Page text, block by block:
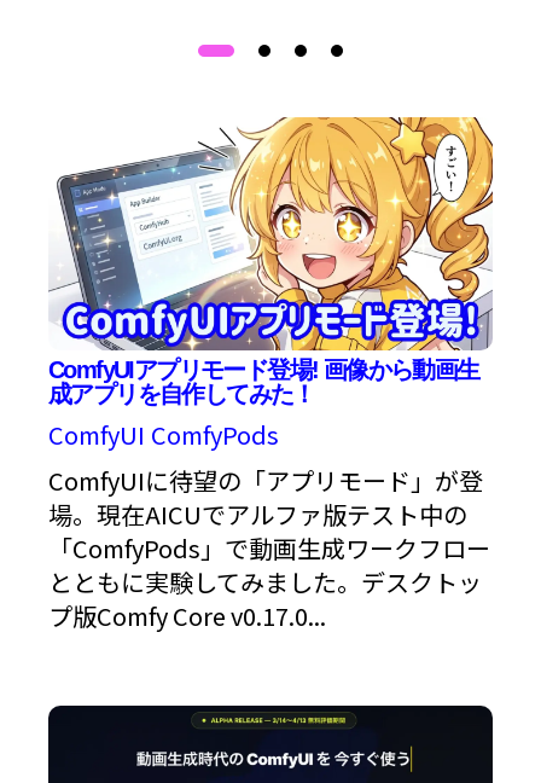
ComfyUIアプリモード登場! 画像から動画生
成アプリを自作してみた！
ComfyUI ComfyPods
ComfyUIに待望の「アプリモード」が登
場。現在AICUでアルファ版テスト中の
「ComfyPods」で動画生成ワークフロー
とともに実験してみました。デスクトッ
プ版Comfy Core v0.17.0...